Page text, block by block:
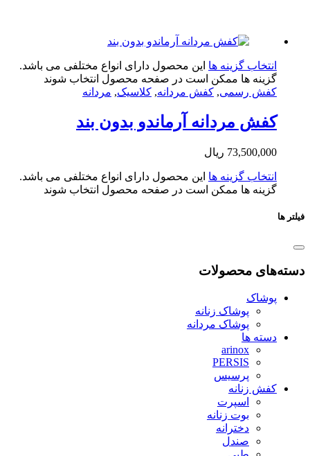
گزینه ها این محصول دارای انواع مختلفی می باشد.
ها ممکن است در صفحه محصول انتخاب شوند
رسمی, کفش مردانه, کلاسیک, مردانه
مردانه آرماندو بدون بند
ریال
گزینه ها این محصول دارای انواع مختلفی می باشد.
ها ممکن است در صفحه محصول انتخاب شوند
محصولات
پوشاک زنانه
پوشاک مردانه
ها
PERSIS
پرسیس
زنانه
اسپرت
بوت زنانه
دخترانه